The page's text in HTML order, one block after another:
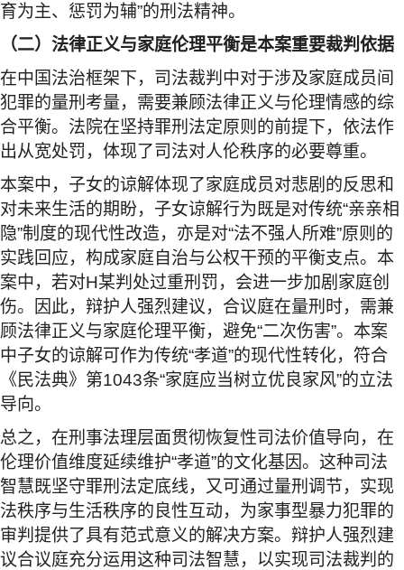
育为主、惩罚为辅”的刑法精神。
（二）法律正义与家庭伦理平衡是本案重要裁判依据
在中国法治框架下，司法裁判中对于涉及家庭成员间
犯罪的量刑考量，需要兼顾法律正义与伦理情感的综
合平衡。法院在坚持罪刑法定原则的前提下，依法作
出从宽处罚，体现了司法对人伦秩序的必要尊重。
本案中，子女的谅解体现了家庭成员对悲剧的反思和
对未来生活的期盼，子女谅解行为既是对传统“亲亲相
隐”制度的现代性改造，亦是对“法不强人所难”原则的
实践回应，构成家庭自治与公权干预的平衡支点。本
案中，若对H某判处过重刑罚，会进一步加剧家庭创
伤。因此，辩护人强烈建议，合议庭在量刑时，需兼
顾法律正义与家庭伦理平衡，避免“二次伤害”。本案
中子女的谅解可作为传统“孝道”的现代性转化，符合
《民法典》第1043条“家庭应当树立优良家风”的立法
导向。
总之，在刑事法理层面贯彻恢复性司法价值导向，在
伦理价值维度延续维护“孝道”的文化基因。这种司法
智慧既坚守罪刑法定底线，又可通过量刑调节，实现
法秩序与生活秩序的良性互动，为家事型暴力犯罪的
审判提供了具有范式意义的解决方案。辩护人强烈建
议合议庭充分运用这种司法智慧，以实现司法裁判的